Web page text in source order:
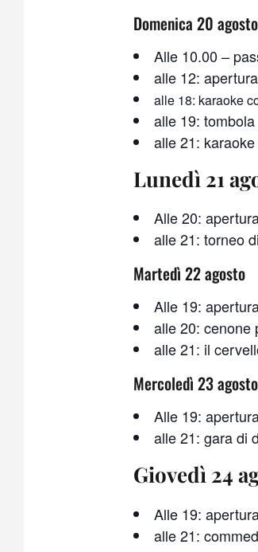
Domenica 20 agosto
Alle 10.00 –
alle 12:
alle 18: karaoke
alle 19:
alle 21:
Lunedì 21
Alle 20:
alle 21: torneo
Martedì 22 agosto
Alle 19:
alle 20: cenone
alle 21: il
Mercoledì 23 agosto
Alle 19:
alle 21: gara di
Giovedì 24
Alle 19:
alle 21: